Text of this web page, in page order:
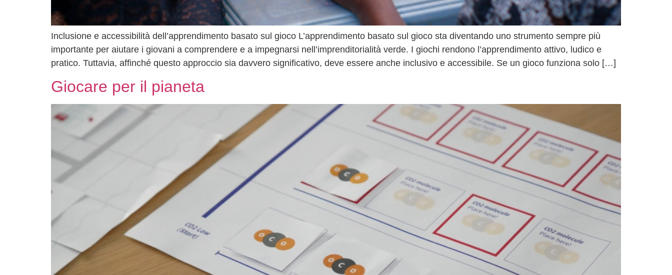
Inclusione e accessibilità dell’apprendimento basato sul gioco L’apprendimento basato sul gioco sta diventando uno strumento sempre più
importante per aiutare i giovani a comprendere e a impegnarsi nell’imprenditorialità verde. I giochi rendono l’apprendimento attivo, ludico e
pratico. Tuttavia, affinché questo approccio sia davvero significativo, deve essere anche inclusivo e accessibile. Se un gioco funziona solo […]
Giocare per il pianeta